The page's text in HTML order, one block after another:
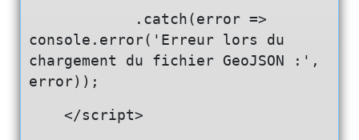
.catch(error =>
console.error('Erreur lors du
chargement du fichier GeoJSON :',
error));
</script>